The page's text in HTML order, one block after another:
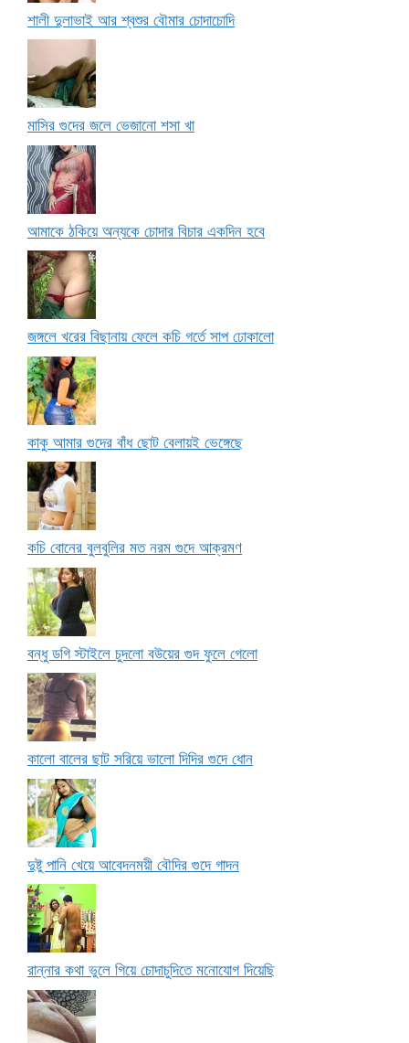
শালী দুলাভাই আর শ্বশুর বৌমার চোদাচোদি
মাসির গুদের জলে ভেজানো শসা খা
আমাকে ঠকিয়ে অন্যকে চোদার বিচার একদিন হবে
জঙ্গলে খরের বিছানায় ফেলে কচি গর্তে সাপ ঢোকালো
কাকু আমার গুদের বাঁধ ছোট বেলায়ই ভেঙ্গেছে
কচি বোনের বুলবুলির মত নরম গুদে আক্রমণ
বন্ধু ডগি স্টাইলে চুদলো বউয়ের গুদ ফুলে গেলো
কালো বালের ছাট সরিয়ে ভালো দিদির গুদে ধোন
দুষ্টু পানি খেয়ে আবেদনময়ী বৌদির গুদে গাদন
রান্নার কথা ভুলে গিয়ে চোদাচুদিতে মনোযোগ দিয়েছি